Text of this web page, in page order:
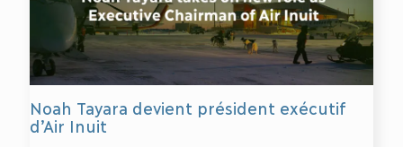
Noah Tayara devient président exécutif
d’Air Inuit